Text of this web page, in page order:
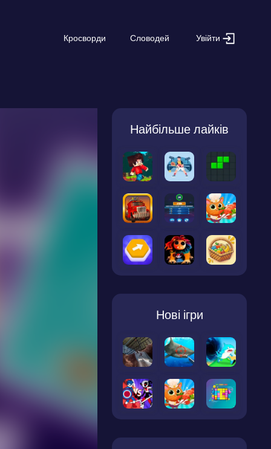
Кросворди Словодей Увійти
Найбільше лайків
Нові ігри